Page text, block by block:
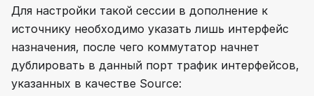
Для настройки такой сессии в дополнение к
источнику необходимо указать лишь интерфейс
назначения, после чего коммутатор начнет
дублировать в данный порт трафик интерфейсов,
указанных в качестве Source: